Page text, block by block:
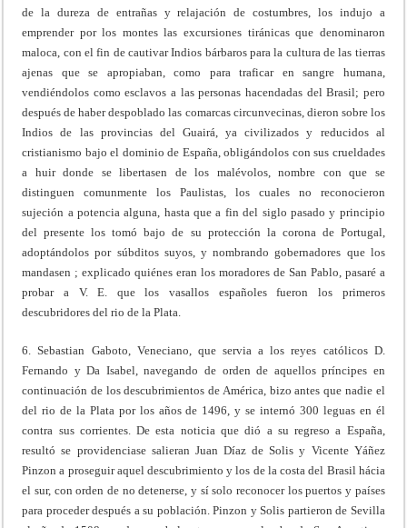
de la dureza de entrañas y relajación de costumbres, los indujo a
emprender por los montes las excursiones tiránicas que denominaron
maloca, con el fin de cautivar Indios bárbaros para la cultura de las tierras
ajenas que se apropiaban, como para traficar en sangre humana,
vendiéndolos como esclavos a las personas hacendadas del Brasil; pero
después de haber despoblado las comarcas circunvecinas, dieron sobre los
Indios de las provincias del Guairá, ya civilizados y reducidos al
cristianismo bajo el dominio de España, obligándolos con sus crueldades
a huir donde se libertasen de los malévolos, nombre con que se
distinguen comunmente los Paulistas, los cuales no reconocieron
sujeción a potencia alguna, hasta que a fin del siglo pasado y principio
del presente los tomó bajo de su protección la corona de Portugal,
adoptándolos por súbditos suyos, y nombrando gobernadores que los
mandasen ; explicado quiénes eran los moradores de San Pablo, pasaré a
probar a V. E. que los vasallos españoles fueron los primeros
descubridores del rio de la Plata.
6. Sebastian Gaboto, Veneciano, que servia a los reyes católicos D.
Fernando y Da Isabel, navegando de orden de aquellos príncipes en
continuación de los descubrimientos de América, bizo antes que nadie el
del rio de la Plata por los años de 1496, y se internó 300 leguas en él
contra sus corrientes. De esta noticia que dió a su regreso a España,
resultó se providenciase salieran Juan Díaz de Solis y Vicente Yáñez
Pinzon a proseguir aquel descubrimiento y los de la costa del Brasil hácia
el sur, con orden de no detenerse, y sí solo reconocer los puertos y países
para proceder después a su población. Pinzon y Solis partieron de Sevilla